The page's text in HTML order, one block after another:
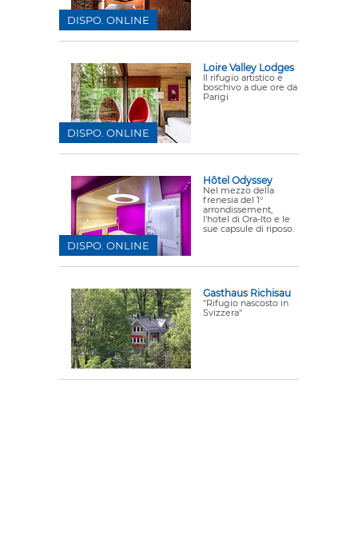
DISPO. ONLINE
Loire Valley Lodges
Il rifugio artistico e
boschivo a due ore da
Parigi
DISPO. ONLINE
Hôtel Odyssey
Nel mezzo della
frenesia del 1°
arrondissement,
l'hotel di Ora-Ito e le
sue capsule di riposo.
DISPO. ONLINE
Gasthaus Richisau
"Rifugio nascosto in
Svizzera"